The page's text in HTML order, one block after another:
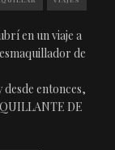
en un viaje a
de
entonces,
DE